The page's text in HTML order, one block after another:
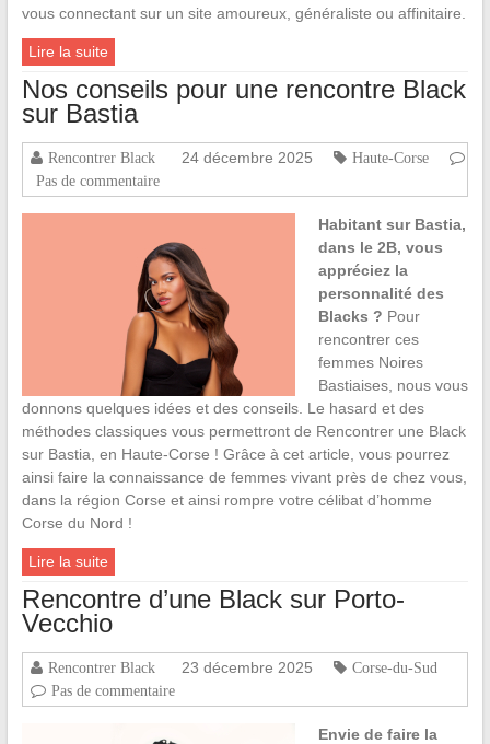
vous connectant sur un site amoureux, généraliste ou affinitaire.
Lire la suite
Nos conseils pour une rencontre Black
sur Bastia
Rencontrer Black 24 décembre 2025
Haute-Corse
Pas de commentaire
Habitant sur Bastia,
dans le 2B, vous
appréciez la
personnalité des
Blacks ? Pour
rencontrer ces
femmes Noires
Bastiaises, nous vous
donnons quelques idées et des conseils. Le hasard et des
méthodes classiques vous permettront de Rencontrer une Black
sur Bastia, en Haute-Corse ! Grâce à cet article, vous pourrez
ainsi faire la connaissance de femmes vivant près de chez vous,
dans la région Corse et ainsi rompre votre célibat d’homme
Corse du Nord !
Lire la suite
Rencontre d’une Black sur Porto-
Vecchio
Rencontrer Black 23 décembre 2025
Corse-du-Sud
Pas de commentaire
Envie de faire la